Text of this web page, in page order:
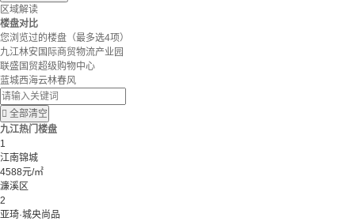
区域解读
楼盘对比
您浏览过的楼盘 （最多选4项）
九江林安国际商贸物流产业园
联盛国贸超级购物中心
蓝城西海云林春风
 全部清空
九江热门楼盘
1
江南锦城
4588元/㎡
濂溪区
2
亚琦·城央尚品